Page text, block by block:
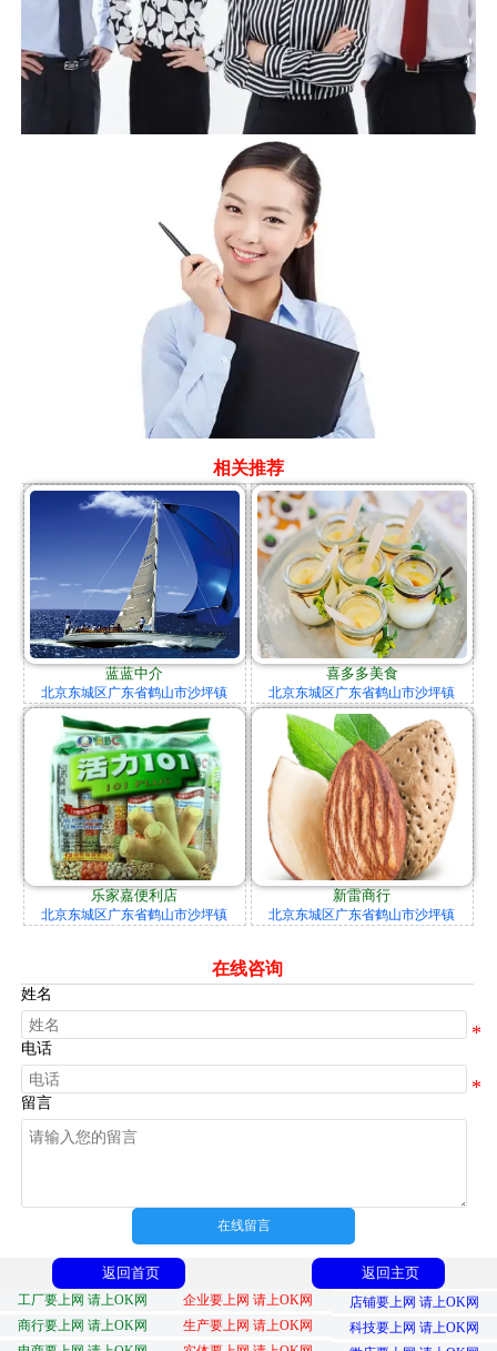
相关推荐
蓝蓝中介
北京东城区广东省鹤山市沙坪镇
喜多多美食
北京东城区广东省鹤山市沙坪镇
乐家嘉便利店
北京东城区广东省鹤山市沙坪镇
新雷商行
北京东城区广东省鹤山市沙坪镇
在线咨询
姓名
电话
留言
在线留言
返回首页 返回主页
工厂要上网 请上OK网 企业要上网 请上OK网
店铺要上网 请上OK网
商行要上网 请上OK网
生产要上网 请上OK网
科技要上网 请上OK网